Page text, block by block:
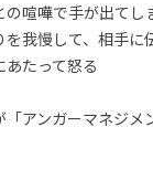
の喧嘩で手が出てし
を我慢して、相手に
あたって怒る
アンガーマネジメ